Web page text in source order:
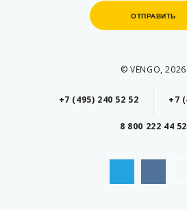
ОТПРАВИТЬ
ОТПРАВИТЬ
© VENGO, 2026
+7 (495) 240 52 52 +7
8 800 222 44 52